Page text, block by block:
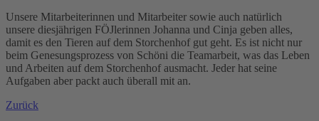
Unsere Mitarbeiterinnen und Mitarbeiter sowie auch natürlich
unsere diesjährigen FÖJlerinnen Johanna und Cinja geben alles,
damit es den Tieren auf dem Storchenhof gut geht. Es ist nicht nur
beim Genesungsprozess von Schöni die Teamarbeit, was das Leben
und Arbeiten auf dem Storchenhof ausmacht. Jeder hat seine
Aufgaben aber packt auch überall mit an.
Zurück